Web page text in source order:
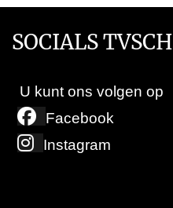
SOCIALS
U kunt ons volgen op
Facebook
Instagram